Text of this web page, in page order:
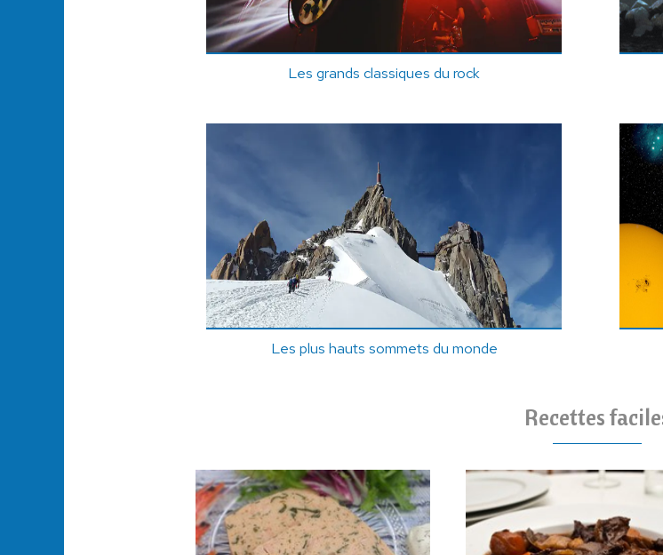
Les grands classiques du rock
Les plus hauts sommets du monde
Recettes